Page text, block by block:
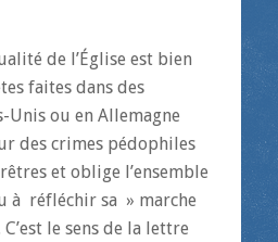
de l’Église est bien
faites dans des
Unis ou en Allemagne
des crimes pédophiles
et oblige l’ensemble
à réfléchir sa » marche
le sens de la lettre